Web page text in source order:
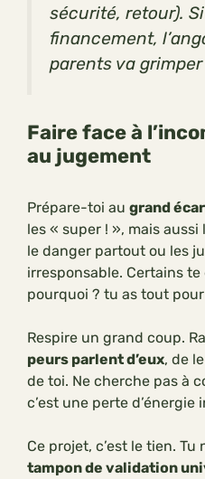
sécurité, retour).
financement,
parents va
Faire face à
au jugement
Prépare-toi au grand
les « super ! », mais
le danger partout ou les
irresponsable. Certains
pourquoi ? tu as tout
Respire un grand coup.
peurs parlent d’eux, de
de toi. Ne cherche pas à
c’est une perte d’énergie
Ce projet, c’est le tien. Tu
tampon de validation